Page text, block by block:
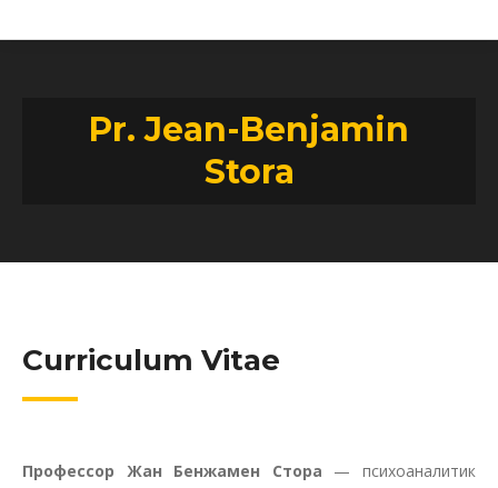
Pr. Jean-Benjamin
Stora
Curriculum Vitae
Профессор Жан Бенжамен Стора — психоаналитик